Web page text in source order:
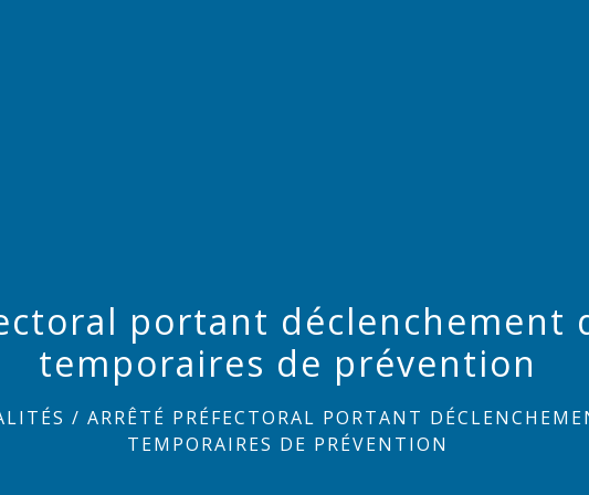
portant déclenchement
temporaires de prévention
/ ARRÊTÉ PRÉFECTORAL PORTANT
TEMPORAIRES DE PRÉVENTION